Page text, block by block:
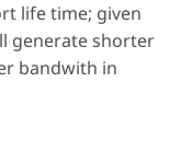
life time; given
generate shorter
bandwith in